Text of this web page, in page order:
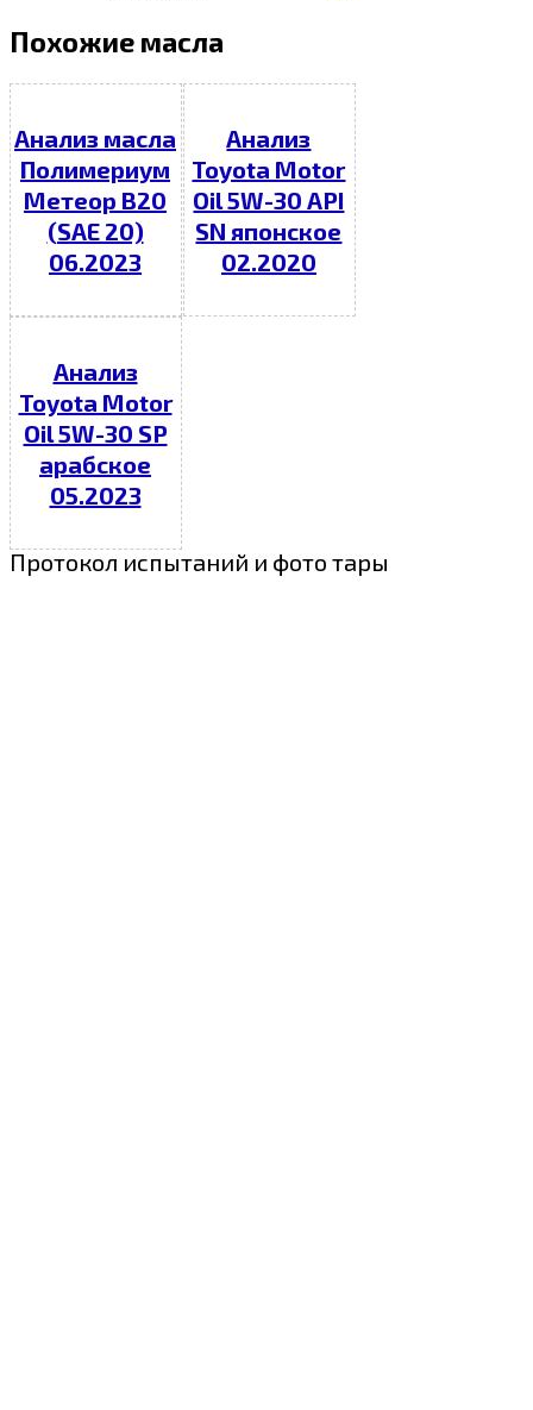
Похожие масла
Анализ масла
Полимериум
Метеор В20
(SAE 20)
06.2023
Анализ
Toyota Motor
Oil 5W-30 API
SN японское
02.2020
Анализ
Toyota Motor
Oil 5W-30 SP
арабское
05.2023
Протокол испытаний и фото тары